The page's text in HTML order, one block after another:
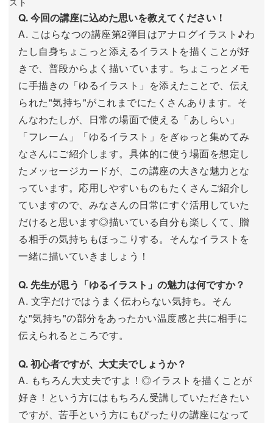
Q. 今回の講座に込めた思いを教えてください！
A. こはらなつの講座第2弾目はアナログイラスト♪わ
たし自身ちょこっと添えるイラストを描くことが好
きで、普段からよく描いています。ちょこっとメモ
に手描きの「ゆるイラスト」を添えたことで、伝え
られた"気持ち"がこれまでにたくさんあります。そ
んなわたしが、日常の場面で使える「あしらい」
「フレーム」「ゆるイラスト」をぎゅっと集めてみ
なさんにご紹介します。具体的に使う場面を想定し
たメッセージカードが、この講座の大きな魅力とな
っています。応用しやすいものもたくさんご紹介し
ていますので、みなさんの日常にすぐ活用していた
だけると思います◎描いている自分も楽しくて、贈
る相手の気持ちもほっこりする。そんなイラストを
一緒に描いていきましょう！
Q. 先生が思う「ゆるイラスト」の魅力は何ですか？
A. 文字だけではうまく伝わらない気持ち。そん
な"気持ち"の部分をあったかい温度感と共に相手に
伝えられるところです。
Q. 初心者ですが、大丈夫でしょうか？
A. もちろん大丈夫ですよ！◎イラストを描くことが
好き！という方にはもちろん受講していただきたい
ですが、苦手という方にもぴったりの講座になって